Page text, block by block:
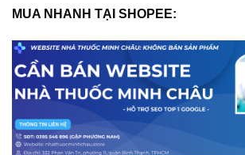
MUA NHANH TẠI SHOPEE: